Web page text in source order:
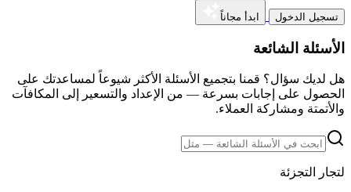
تسجيل الدخول ابدأ مجاناً
الأسئلة الشائعة
هل لديك سؤال؟ قمنا بتجميع الأسئلة الأكثر شيوعاً لمساعدتك على
الحصول على إجابات بسرعة — من الإعداد والتسعير إلى المكافآت
والأتمتة ومشاركة العملاء.
لتجار التجزئة